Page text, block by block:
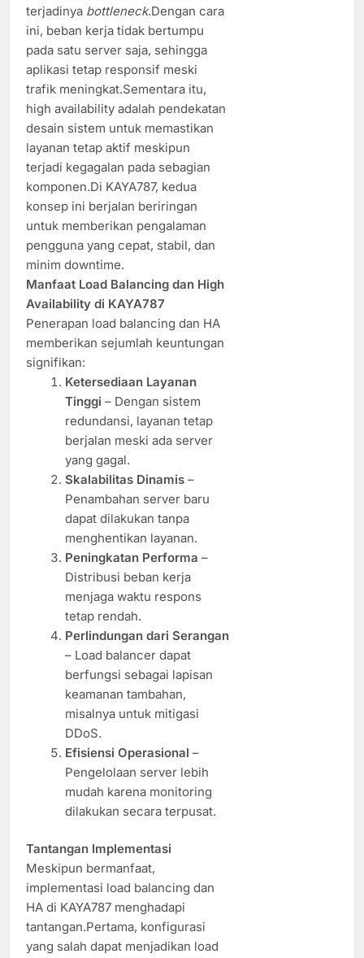
terjadinya bottleneck.Dengan cara
ini, beban kerja tidak bertumpu
pada satu server saja, sehingga
aplikasi tetap responsif meski
trafik meningkat.Sementara itu,
high availability adalah pendekatan
desain sistem untuk memastikan
layanan tetap aktif meskipun
terjadi kegagalan pada sebagian
komponen.Di KAYA787, kedua
konsep ini berjalan beriringan
untuk memberikan pengalaman
pengguna yang cepat, stabil, dan
minim downtime.
Manfaat Load Balancing dan High
Availability di KAYA787
Penerapan load balancing dan HA
memberikan sejumlah keuntungan
signifikan:
Ketersediaan Layanan
Tinggi – Dengan sistem
redundansi, layanan tetap
berjalan meski ada server
yang gagal.
Skalabilitas Dinamis–
Penambahan server baru
dapat dilakukan tanpa
menghentikan layanan.
Peningkatan Performa –
Distribusi beban kerja
menjaga waktu respons
tetap rendah.
Perlindungan dari Serangan
– Load balancer dapat
berfungsi sebagai lapisan
keamanan tambahan,
misalnya untuk mitigasi
DDoS.
Efisiensi Operasional –
Pengelolaan server lebih
mudah karena monitoring
dilakukan secara terpusat.
Tantangan Implementasi
Meskipun bermanfaat,
implementasi load balancing dan
HA di KAYA787 menghadapi
tantangan.Pertama, konfigurasi
yang salah dapat menjadikan load